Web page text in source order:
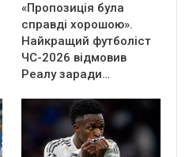
«Пропозиція була
справді хорошою».
Найкращий футболіст
ЧС-2026 відмовив
Реалу заради…